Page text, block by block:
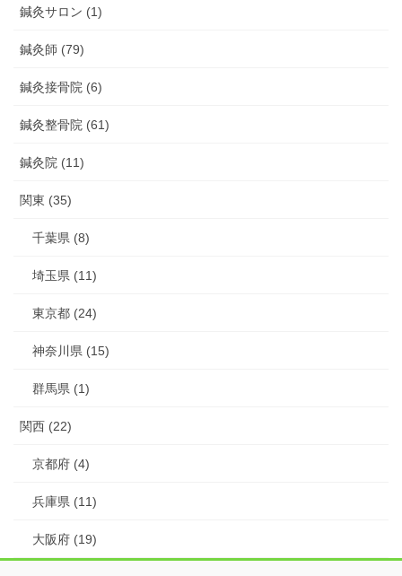
鍼灸サロン (1)
鍼灸師 (79)
鍼灸接骨院 (6)
鍼灸整骨院 (61)
鍼灸院 (11)
関東 (35)
千葉県 (8)
埼玉県 (11)
東京都 (24)
神奈川県 (15)
群馬県 (1)
関西 (22)
京都府 (4)
兵庫県 (11)
大阪府 (19)